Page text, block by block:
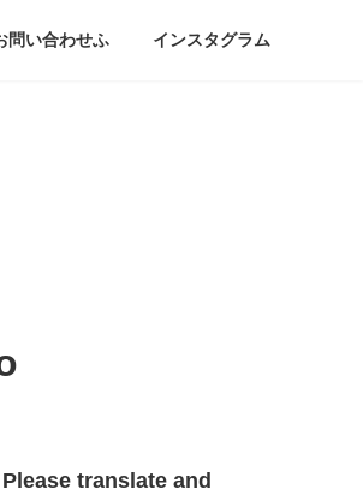
問い合わせふ インスタグラム
translate and